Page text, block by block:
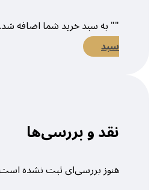
"" به سبد خرید شما اضافه شد.
سبد
نقد و بررسی‌ها
هنوز بررسی‌ای ثبت نشده